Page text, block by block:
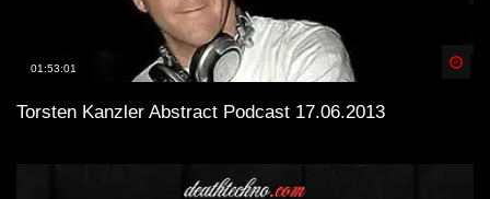
01:53:01
Torsten Kanzler Abstract Podcast 17.06.2013